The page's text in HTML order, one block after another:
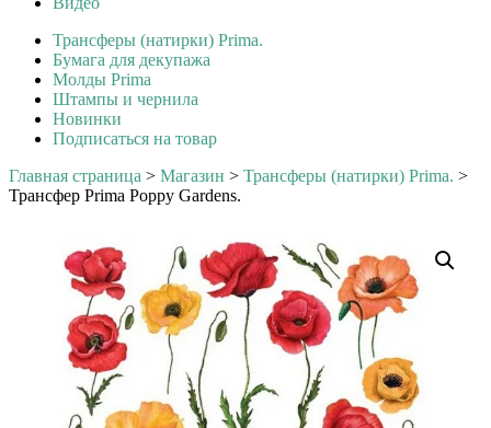
Трансферы (натирки) Prima.
Бумага для декупажа
Молды Prima
Штампы и чернила
Новинки
Подписаться на товар
Главная страница > Магазин > Трансферы (натирки) Prima. >
Трансфер Prima Poppy Gardens.